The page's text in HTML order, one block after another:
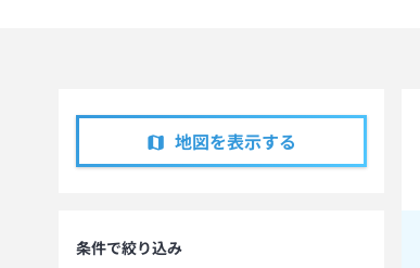
地図を表示する
条件で絞り込み